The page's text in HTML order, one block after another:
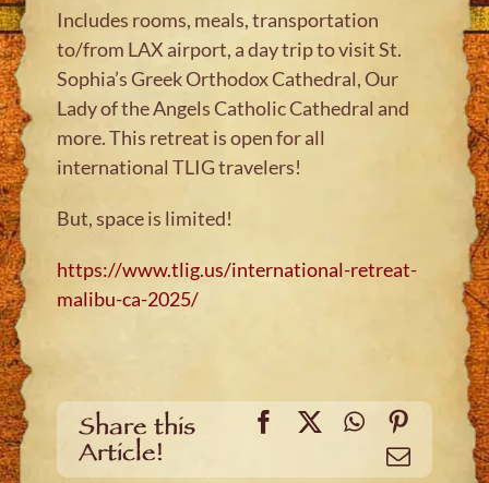
Includes rooms, meals, transportation
to/from LAX airport, a day trip to visit St.
Sophia’s Greek Orthodox Cathedral, Our
Lady of the Angels Catholic Cathedral and
more. This retreat is open for all
international TLIG travelers!
But, space is limited!
https://www.tlig.us/international-retreat-
malibu-ca-2025/
Share this
Article!
Facebook
X WhatsApp
Email